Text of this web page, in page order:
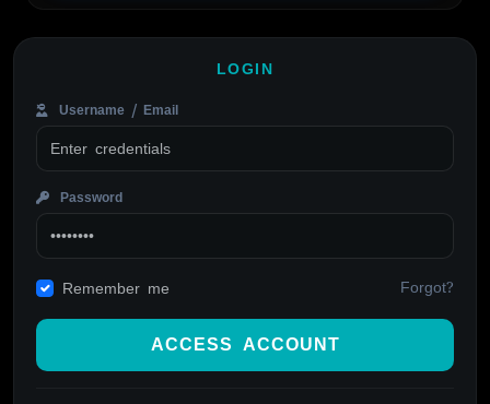
LOGIN
Username / Email
Password
Remember me Forgot?
ACCESS ACCOUNT